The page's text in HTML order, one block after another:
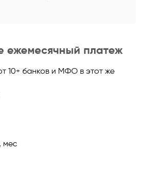
ежемесячный платеж
10+ банков и МФО в этот же
мес